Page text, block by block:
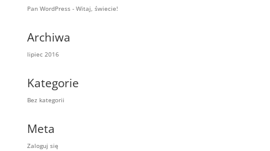
Pan WordPress- Witaj, świecie!
Archiwa
lipiec 2016
Kategorie
Bez kategorii
Meta
Zaloguj się